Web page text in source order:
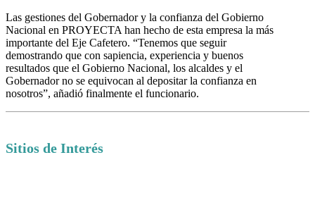
Las gestiones del Gobernador y la confianza del Gobierno
Nacional en PROYECTA han hecho de esta empresa la más
importante del Eje Cafetero. “Tenemos que seguir
demostrando que con sapiencia, experiencia y buenos
resultados que el Gobierno Nacional, los alcaldes y el
Gobernador no se equivocan al depositar la confianza en
nosotros”, añadió finalmente el funcionario.
Sitios de Interés